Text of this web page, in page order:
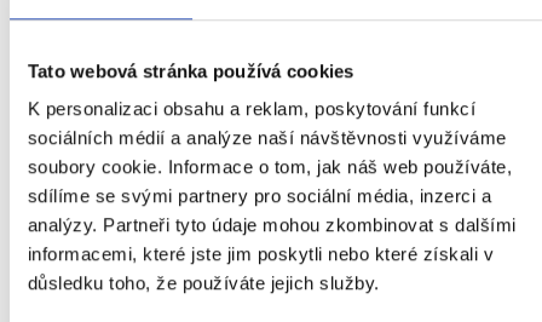
Tato webová stránka používá cookies
K personalizaci obsahu a reklam, poskytování funkcí
sociálních médií a analýze naší návštěvnosti využíváme
soubory cookie. Informace o tom, jak náš web používáte,
sdílíme se svými partnery pro sociální média, inzerci a
analýzy. Partneři tyto údaje mohou zkombinovat s dalšími
informacemi, které jste jim poskytli nebo které získali v
důsledku toho, že používáte jejich služby.
Aktuality
Fotomagazín
Inspirace
Jídlo a pití
Nepropásněte
Oblíbená místa